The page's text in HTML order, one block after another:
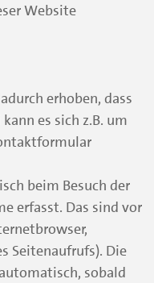
Website
erhoben, dass
es sich z.B. um
beim Besuch der
erfasst. Das sind vor
Seitenaufrufs). Die
sobald